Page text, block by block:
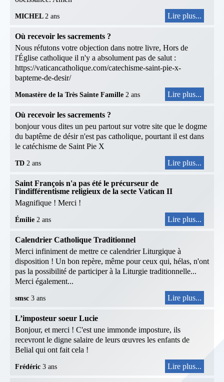
MICHEL 2 ans Lire plus...
Où recevoir les sacrements ?
Nous réfutons votre objection dans notre livre, Hors de
l'Église catholique il n'y a absolument pas de salut :
https://vaticancatholique.com/catechisme-saint-pie-x-
bapteme-de-desir/
Monastère de la Très Sainte Famille 2 ans Lire plus...
Où recevoir les sacrements ?
bonjour vous dites un peu partout sur votre site que le dogme
du baptême de désir n'est pas catholique, pourtant il est dans
le catéchisme de Saint Pie X
TD 2 ans Lire plus...
Saint François n'a pas été le précurseur de
l'indifférentisme religieux de la secte Vatican II
Magnifique ! Merci !
Émilie 2 ans Lire plus...
Calendrier Catholique Traditionnel
Merci infiniment de mettre ce calendrier Liturgique à
disposition ! Un bon repère, même pour ceux qui, hélas, n'ont
pas la possibilité de participer à la Liturgie traditionnelle...
Merci également...
smsc 3 ans Lire plus...
L’imposteur soeur Lucie
Bonjour, et merci ! C'est une immonde imposture, ils
recevront le digne salaire de leurs œuvres les enfants de
Belial qui ont fait cela !
Frédéric 3 ans Lire plus...